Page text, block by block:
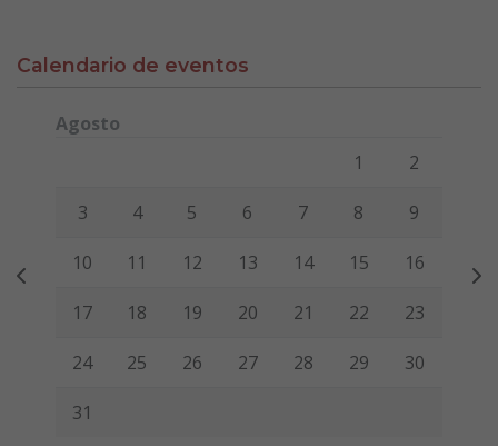
Calendario de eventos
Agosto
Viernes Sábado
1 2
3 4 5 6 7 8 9
10 11 12 13 14 15 16
17 18 19 20 21 22 23
24 25 26 27 28 29 30
31